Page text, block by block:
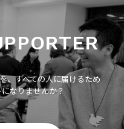
、すべての人に届けるため
なりませんか？